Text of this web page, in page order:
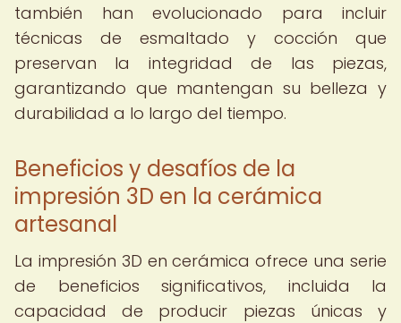
también han evolucionado para incluir
técnicas de esmaltado y cocción que
preservan la integridad de las piezas,
garantizando que mantengan su belleza y
durabilidad a lo largo del tiempo.
Beneficios y desafíos de la
impresión 3D en la cerámica
artesanal
La impresión 3D en cerámica ofrece una serie
de beneficios significativos, incluida la
capacidad de producir piezas únicas y